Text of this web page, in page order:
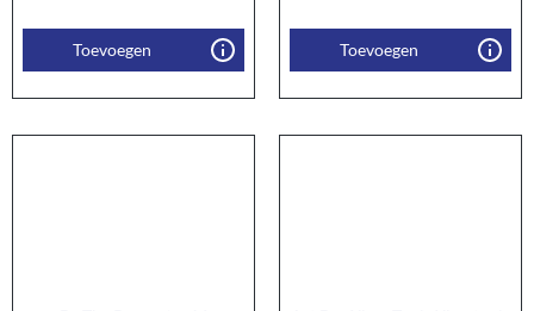
Toevoegen Toevoegen